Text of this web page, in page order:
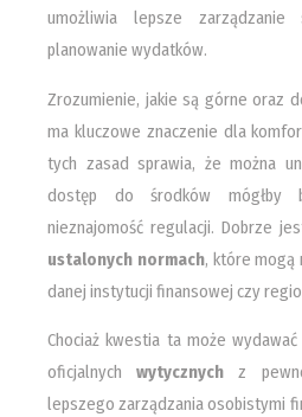
umożliwia lepsze zarządzanie
planowanie wydatków.
Zrozumienie, jakie są górne oraz
ma kluczowe znaczenie dla
tych zasad sprawia, że można
dostęp do środków mógłby
nieznajomość regulacji. Dobrze
ustalonych normach, które mogą
danej instytucji finansowej czy
Chociaż kwestia ta może
oficjalnychwytycznych z
lepszego zarządzania osobistymi